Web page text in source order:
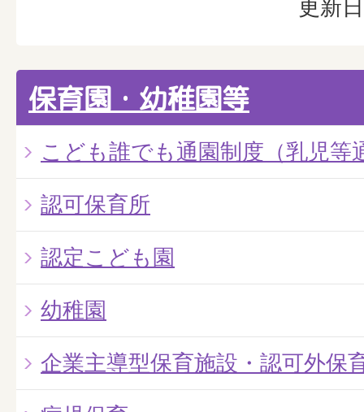
更新
保育園・幼稚園等
こども誰でも通園制度（乳児等
認可保育所
認定こども園
幼稚園
企業主導型保育施設・認可外保